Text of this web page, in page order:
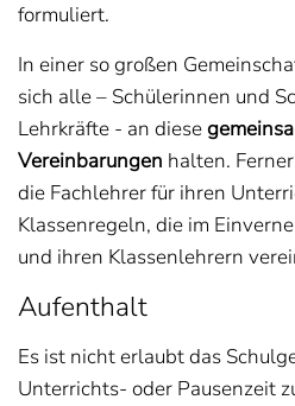
formuliert.
In einer so großen
sich alle – Schülerinnen und
Lehrkräfte - an diese
Vereinbarungen halten.
die Fachlehrer für ihren
Klassenregeln, die im
und ihren Klassenlehrern
Aufenthalt
Es ist nicht erlaubt das
Unterrichts- oder Pausenzeit